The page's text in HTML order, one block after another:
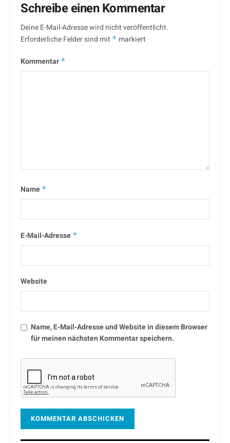
Schreibe einen Kommentar
Deine E-Mail-Adresse wird nicht veröffentlicht.
Erforderliche Felder sind mit * markiert
Kommentar *
Name *
E-Mail-Adresse *
Website
Name, E-Mail-Adresse und Website in diesem Browser
für meinen nächsten Kommentar speichern.